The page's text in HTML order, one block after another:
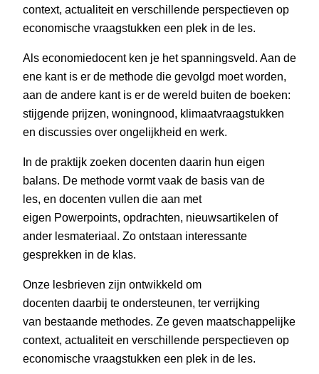
context, actualiteit en verschillende perspectieven op
economische vraagstukken een plek in de les.
Als economiedocent ken je het spanningsveld. Aan de
ene kant is er de methode die gevolgd moet worden,
aan de andere kant is er de wereld buiten de boeken:
stijgende prijzen, woningnood, klimaatvraagstukken
en discussies over ongelijkheid en werk.
In de praktijk zoeken docenten daarin hun eigen
balans. De methode vormt vaak de basis van de
les, en docenten vullen die aan met
eigen Powerpoints, opdrachten, nieuwsartikelen of
ander lesmateriaal. Zo ontstaan interessante
gesprekken in de klas.
Onze lesbrieven zijn ontwikkeld om
docenten daarbij te ondersteunen, ter verrijking
van bestaande methodes. Ze geven maatschappelijke
context, actualiteit en verschillende perspectieven op
economische vraagstukken een plek in de les.